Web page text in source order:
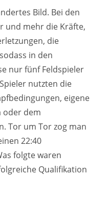
Bild. Bei den
und mehr die Kräfte,
die
in den
nur fünf Feldspieler
nutzten die
eigene
oder dem
Tor um Tor zog man
22:40
folgte waren
Qualifikation